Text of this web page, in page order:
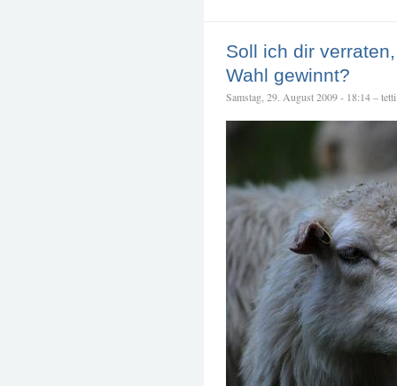
Soll ich dir
Wahl gewinnt?
Samstag, 29. August 2009 - 18:14 – tetti